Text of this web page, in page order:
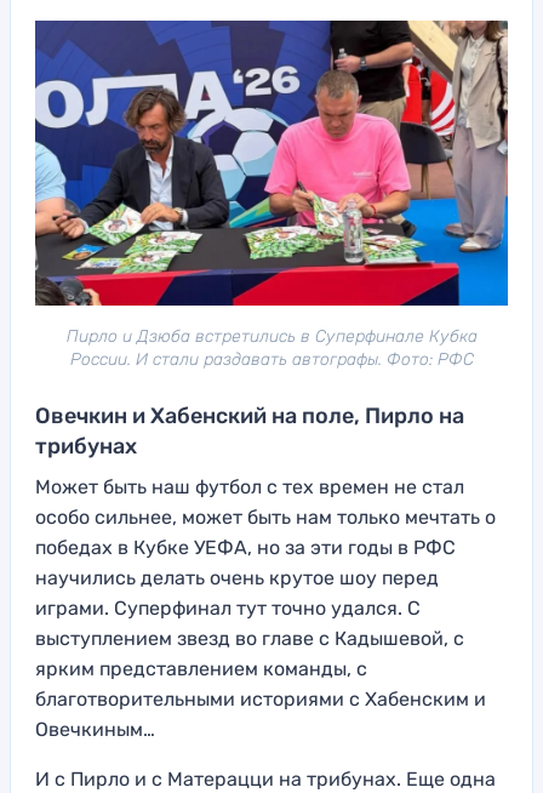
Пирло и Дзюба встретились в Суперфинале Кубка
России. И стали раздавать автографы. Фото: РФС
Овечкин и Хабенский на поле, Пирло на
трибунах
Может быть наш футбол с тех времен не стал
особо сильнее, может быть нам только мечтать о
победах в Кубке УЕФА, но за эти годы в РФС
научились делать очень крутое шоу перед
играми. Суперфинал тут точно удался. С
выступлением звезд во главе с Кадышевой, с
ярким представлением команды, с
благотворительными историями с Хабенским и
Овечкиным…
И с Пирло и с Матерацци на трибунах. Еще одна